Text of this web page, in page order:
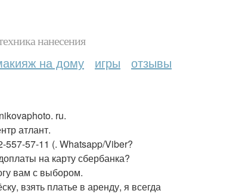
нанесения
на дому игры отзывы
ru.
атлант.
557-57-11 (. Whatsapp/Viber?
на карту сбербанка?
вам с выбором.
взять платье в аренду, я всегда